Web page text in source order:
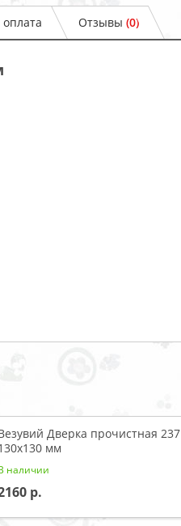
Отзывы (0)
Дверка прочистная 237
мм
наличии